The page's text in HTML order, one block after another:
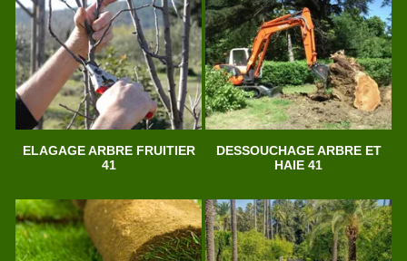
ELAGAGE ARBRE FRUITIER
41
DESSOUCHAGE ARBRE ET
HAIE 41